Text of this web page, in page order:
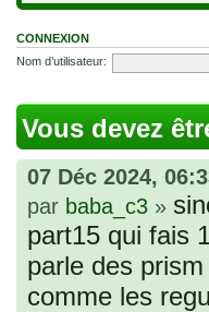
CONNEXION
Nom d’utilisateur:
Vous devez
07 Déc 2024,
par baba_c3 »
part15 qui fais
parle des
comme les